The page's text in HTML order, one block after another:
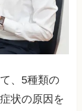
、5種類の
状の原因を